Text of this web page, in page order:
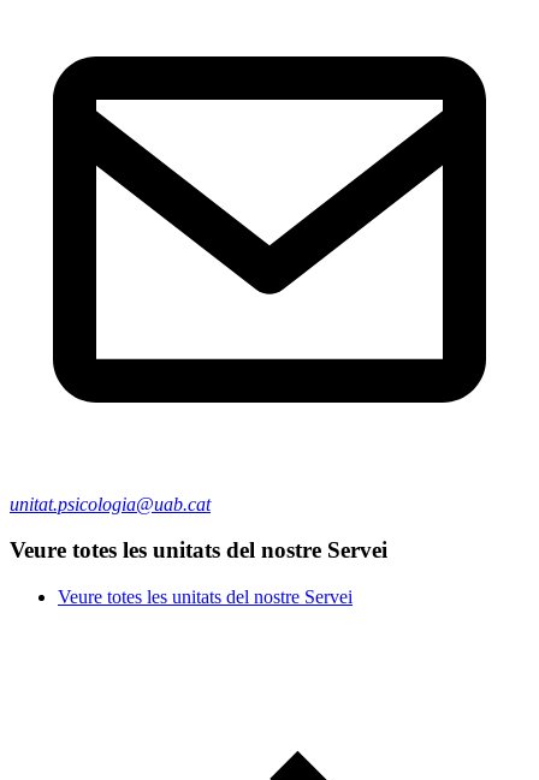
unitat.psicologia@uab.cat
Veure totes les unitats del nostre Servei
Veure totes les unitats del nostre Servei